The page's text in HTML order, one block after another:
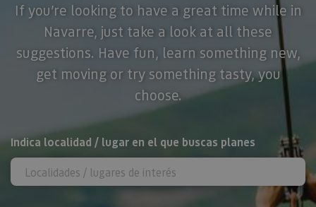
If you’re looking to have a great time while in
Navarre, just take a look at all these
suggestions. Have fun, learn something new,
get moving or try something tasty, you
choose.
Search
Indica localidad / lugar en el que buscas planes